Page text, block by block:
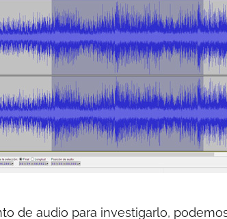
de audio para investigarlo,